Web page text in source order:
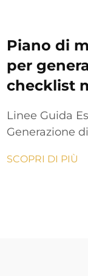
Piano di
per
checklist
Linee Guida
Generazione
da 30 kVA
SCOPRI DI PIÙ